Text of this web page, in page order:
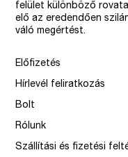
felület különböző
elő az eredendően
váló megértést.
Előfizetés
Hírlevél feliratkozás
Bolt
Rólunk
Szállítási és fizetési